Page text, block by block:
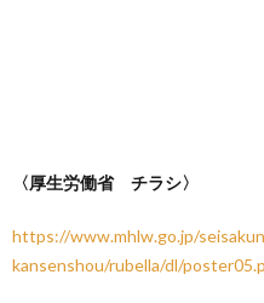
〈厚生労働省 チラシ〉
https://www.mhlw.go.jp/
kansenshou/rubella/dl/